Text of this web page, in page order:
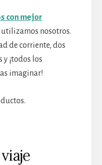
con mejor
utilizamos nosotros.
de corriente, dos
¡todos los
imaginar!